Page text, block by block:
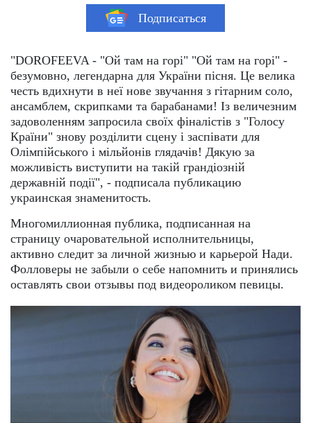
Подписаться
"DOROFEEVA - "Ой там на горі" "Ой там на горі" -
безумовно, легендарна для України пісня. Це велика
честь вдихнути в неї нове звучання з гітарним соло,
ансамблем, скрипками та барабанами! Із величезним
задоволенням запросила своїх фіналістів з "Голосу
Країни" знову розділити сцену і заспівати для
Олімпійського і мільйонів глядачів! Дякую за
можливість виступити на такій грандіозній
державній події", - подписала публикацию
украинская знаменитость.
Многомиллионная публика, подписанная на
страницу очаровательной исполнительницы,
активно следит за личной жизнью и карьерой Нади.
Фолловеры не забыли о себе напомнить и принялись
оставлять свои отзывы под видеороликом певицы.